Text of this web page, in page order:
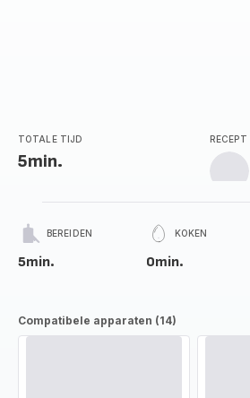
TOTALE TIJD
5min.
RECEPT
BEREIDEN
5min.
KOKEN
0min.
Compatibele apparaten (14)